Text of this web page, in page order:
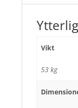
Vikt
53 kg